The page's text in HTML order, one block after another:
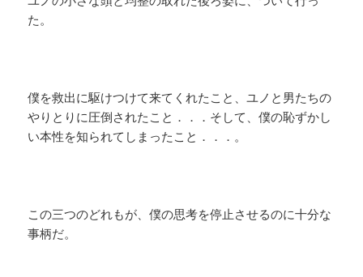
た。
僕を救出に駆けつけて来てくれたこと、ユノと男たちの
やりとりに圧倒されたこと．．．そして、僕の恥ずかし
い本性を知られてしまったこと．．．。
この三つのどれもが、僕の思考を停止させるのに十分な
事柄だ。